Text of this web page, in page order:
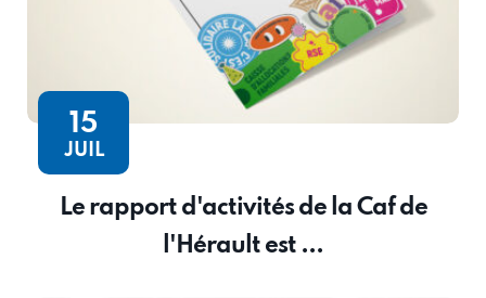
15
JUIL
Le rapport d'activités de la Caf de
l'Hérault est ...